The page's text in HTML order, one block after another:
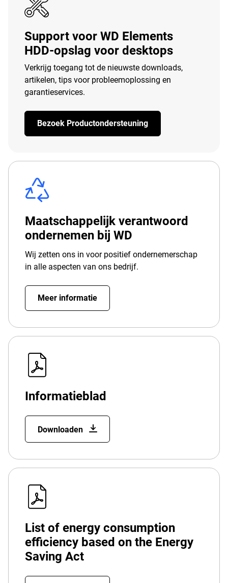
Support voor WD Elements
HDD-opslag voor desktops
Verkrijg toegang tot de nieuwste downloads,
artikelen, tips voor probleemoplossing en
garantieservices.
Bezoek Productondersteuning
Maatschappelijk verantwoord
ondernemen bij WD
Wij zetten ons in voor positief ondernemerschap
in alle aspecten van ons bedrijf.
Meer informatie
Informatieblad
Downloaden
List of energy consumption
efficiency based on the Energy
Saving Act